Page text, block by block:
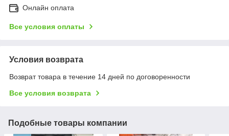
Онлайн оплата
Все условия оплаты
Условия возврата
Возврат товара в течение 14 дней по договоренности
Все условия возврата
Подобные товары компании